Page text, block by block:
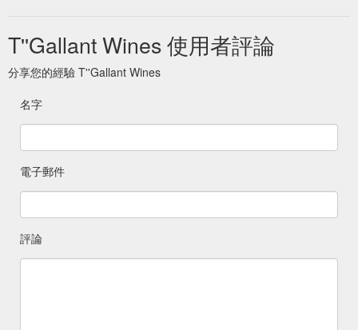
T''Gallant Wines 使用者評論
分享您的經驗 T''Gallant Wines
名字
電子郵件
評論